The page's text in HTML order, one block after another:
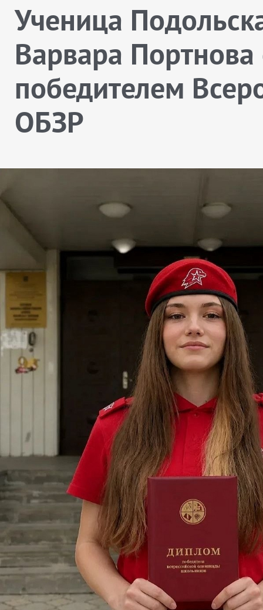
Ученица
Варвара Портнова
победителем
ОБЗР